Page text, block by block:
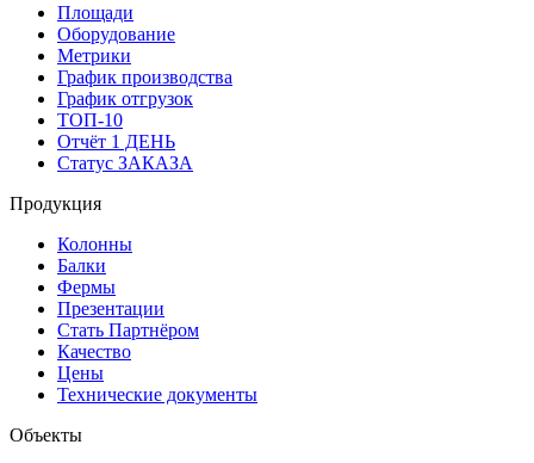
Площади
Оборудование
Метрики
График производства
График отгрузок
ТОП-10
Отчёт 1 ДЕНЬ
Статус ЗАКАЗА
Продукция
Колонны
Балки
Фермы
Презентации
Стать Партнёром
Качество
Цены
Технические документы
Объекты